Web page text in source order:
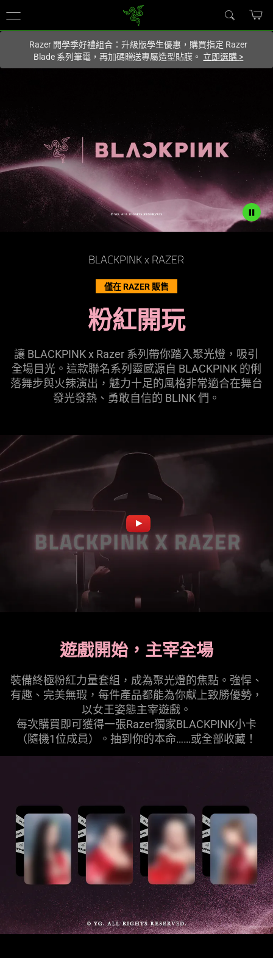
的網站.
Razer 開學季好禮組合：升級版學生優惠，購買指定 Razer
Blade 系列筆電，再加碼贈送專屬造型貼膜。 立即選購 >
animation
only
support
spoken;
the
visuals
information.
BLACKPINK x RAZER
僅在 RAZER 販售
粉紅開玩
讓 BLACKPINK x Razer 系列帶你踏入聚光燈，吸引
全場目光。這款聯名系列靈感源自 BLACKPINK 的俐
落舞步與火辣演出，魅力十足的風格非常適合在舞台
發光發熱、勇敢自信的 BLINK 們。
遊戲開始，主宰全場
裝備終極粉紅力量套組，成為聚光燈的焦點。強悍、
有趣、完美無瑕，每件產品都能為你獻上致勝優勢，
以女王姿態主宰遊戲。
每次購買即可獲得一張Razer獨家BLACKPINK小卡
（隨機1位成員）。抽到你的本命……或全部收藏！